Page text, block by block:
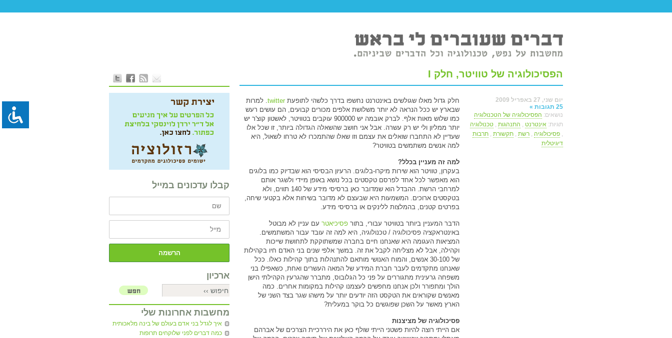
הפסיכולוגיה של טוויטר, חלק I
יום שני, 27 באפריל 2009
25 תגובות »
נושאים: הפסיכולוגיה של הטכנולוגיה
תגיות: אינטרנט , התנהגות , טכנולוגיה
, פסיכולוגיה , רשת , תקשורת , תרבות
דיגיטלית
חלק גדול מאלו שגולשים באינטרנט נחשפו בדרך כלשהי לתופעת twitter. למרות
שבארץ יש ככל הנראה לא יותר משלושת אלפים מכורים קבועים, הם עושים רעש
כמו שלוש מאות אלף. לברק אובמה יש 900000 עוקבים בטוויטר, לאשטון קוצ'ר יש
יותר ממליון ולי יש רק עשרה. אבל אני חושב שהשאלה הגדולה ביותר, זו שכל אלו
שעדיין לא התחברו שואלים את עצמם וזו שאלו שהתמכרו לא טרחו לשאול, היא
למה אנשים משתמשים בטוויטר?
למה זה מעניין בכלל?
בעקרון, טוויטר הוא שירות מיקרו-בלוגים. הרעיון הבסיסי הוא שבדיוק כמו בלוגים
הוא מאפשר לכל אחד לפרסם טקסטים בכל נושא באופן מיידי ולשגר אותם
למרחבי הרשת. ההבדל הוא שמדובר כאן ברסיסי מידע של 140 תווים, ולא
בטקסטים ארוכים. המשמעות היא שבעצם לא מדובר בשיחות אלא בקטעי שיחה,
בפרטים קטנים, בהמלצות ללינקים או ברסיסי מידע.
הדבר המעניין ביותר בטוויטר עבורי, בתור פסיכיאטר עם עניין לא מבוטל
באינטראקציה פסיכולוגיה / טכנולוגיה, היא למה זה עובד עבור המשתמשים.
המציאות העגומה היא שאנחנו חיים בחברה שמשתוקקת לתחושת שייכות
וקהילה, אבל לא מצליחה לקבל את זה. במשך אלפי שנים בני האדם חיו בקהילות
של 30-100 אנשים, והמוח האנושי מותאם להתנהלות בתוך קהילות כאלו. ככל
שאנחנו מתקדמים לעבר חברת המידע של המאה העשרים ואחת, כשאפילו בני
משפחה גרעינית מתגוררים על פני כל הגלובוס, מתברר שהגרעין הקהילתי הישן
הולך ומתפורר ולכן אנחנו מחפשים לעצמנו קהילות במקומות אחרים. כמה
מאנשים שקוראים את הטקסט הזה יודעים יותר על מישהו שגר בצד השני של
הארץ מאשר על השכן שפוגשים כל בוקר במעלית?
פסיכולוגיה של מציצנות
אם הייתי רוצה להיות פשטני הייתי שולף כאן את היררכיית הצרכים של אברהם
קבלו עדכונים במייל
ארכיון
מחשבות אחרונות שלי
איך לגדל בני אדם בעולם של בינה מלאכותית
כמה דברים לפני שלוקחים תרופות